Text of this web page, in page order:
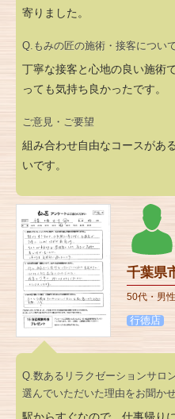
寄りました。
Q.もみの匠の施術・接客につい
丁寧な接客と心地の良い施術
っても気持ち良かったです。
ご意見・ご要望
組み合わせ自由なコースがあ
いです。
千葉県
50代・男性
行徳店
Q.数あるリラクゼーションサロ
選んでいただいた理由をお聞かせ